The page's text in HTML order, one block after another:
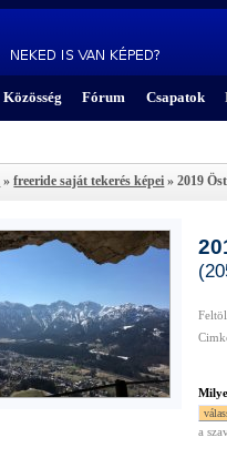
Közösség Fórum Csapatok
»freeride saját tekerés képei » 2019
a